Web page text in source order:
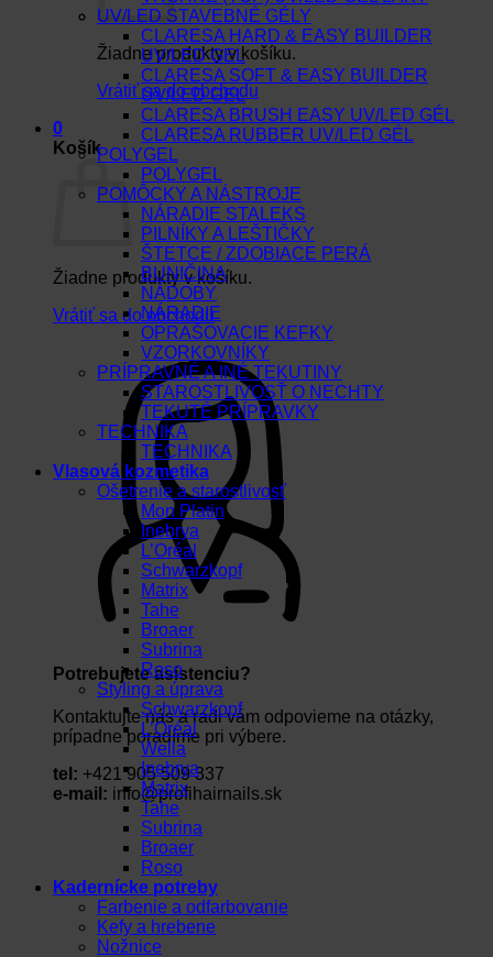
Žiadne produkty v košíku.
Vrátiť sa do obchodu
0
Košík
Žiadne produkty v košíku.
Vrátiť sa do obchodu
Potrebujete asistenciu?
Kontaktujte nás a radi vám odpovieme na otázky,
prípadne poradíme pri výbere.
tel: +421 905 509 337
e-mail: info@profihairnails.sk
UV/LED STAVEBNÉ GÉLY
CLARESA HARD & EASY BUILDER
UV/LED GEL
CLARESA SOFT & EASY BUILDER
UV/LED GEL
CLARESA BRUSH EASY UV/LED GÉL
CLARESA RUBBER UV/LED GÉL
POLYGEL
POLYGEL
POMÔCKY A NÁSTROJE
NÁRADIE STALEKS
PILNÍKY A LEŠTIČKY
ŠTETCE / ZDOBIACE PERÁ
BUNIČINA
NÁDOBY
NÁRADIE
OPRAŠOVACIE KEFKY
VZORKOVNÍKY
PRÍPRAVNÉ A INÉ TEKUTINY
STAROSTLIVOSŤ O NECHTY
TEKUTÉ PRÍPRAVKY
TECHNIKA
TECHNIKA
Vlasová kozmetika
Ošetrenie a starostlivosť
Mon Platin
Inebrya
L’Oréal
Schwarzkopf
Matrix
Tahe
Broaer
Subrina
Roso
Styling a úprava
Schwarzkopf
L’Oréal
Wella
Inebrya
Matrix
Tahe
Subrina
Broaer
Roso
Kadernícke potreby
Farbenie a odfarbovanie
Kefy a hrebene
Nožnice